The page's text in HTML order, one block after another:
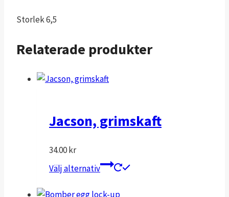
Storlek 6,5
Relaterade produkter
Jacson, grimskaft
34.00kr
Välj alternativ
Den